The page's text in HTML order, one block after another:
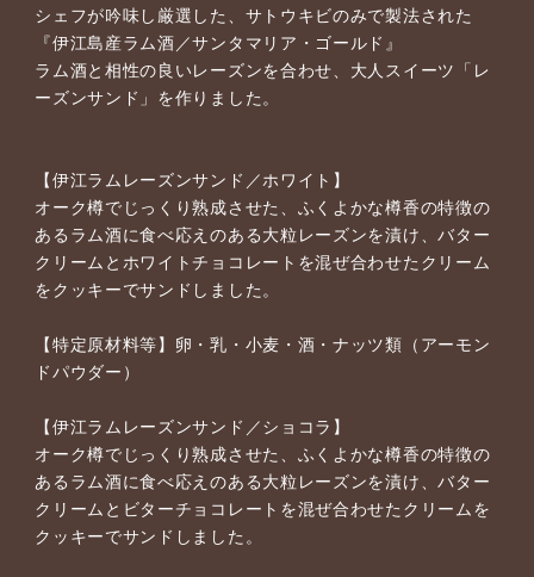
シェフが吟味し厳選した、サトウキビのみで製法された
『伊江島産ラム酒／サンタマリア・ゴールド』
ラム酒と相性の良いレーズンを合わせ、大人スイーツ「レ
ーズンサンド」を作りました。
【伊江ラムレーズンサンド／ホワイト】
オーク樽でじっくり熟成させた、ふくよかな樽香の特徴の
あるラム酒に食べ応えのある大粒レーズンを漬け、バター
クリームとホワイトチョコレートを混ぜ合わせたクリーム
をクッキーでサンドしました。
【特定原材料等】卵・乳・小麦・酒・ナッツ類（アーモン
ドパウダー）
【伊江ラムレーズンサンド／ショコラ】
オーク樽でじっくり熟成させた、ふくよかな樽香の特徴の
あるラム酒に食べ応えのある大粒レーズンを漬け、バター
クリームとビターチョコレートを混ぜ合わせたクリームを
クッキーでサンドしました。